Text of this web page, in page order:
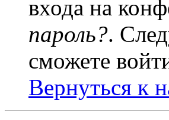
входа на
пароль?.
сможете
Вернуться к